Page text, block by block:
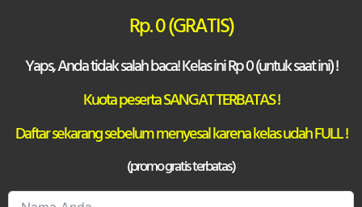
Rp. 0 (GRATIS)
Yaps, Anda tidak salah baca! Kelas ini Rp 0 (untuk saat ini) !
Kuota peserta SANGAT TERBATAS !
Daftar sekarang sebelum menyesal karena kelas udah FULL !
(promo gratis terbatas)